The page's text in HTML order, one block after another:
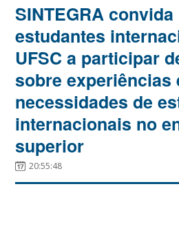
SINTEGRA convida
estudantes
UFSC a participar
sobre experiências
necessidades de
internacionais no
superior
20:55:48